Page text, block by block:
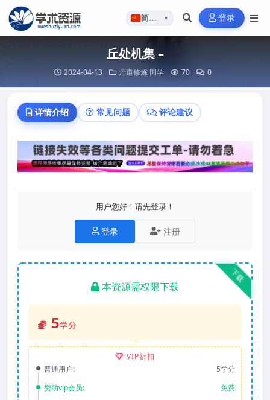
简体…▼ 登录
丘处机集 –
2024-04-13 丹道修炼 国学 70 0
详情介绍 常见问题 评论建议
用户您好！请先登录！
登录 注册
下载
本资源需权限下载
5学分
VIP折扣
普通用户:
5学分
赞助vip会员:
免费